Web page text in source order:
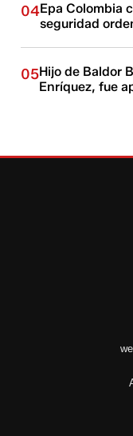
04Epa Colombia
seguridad
05Hijo de Baldor
Enríquez, fue